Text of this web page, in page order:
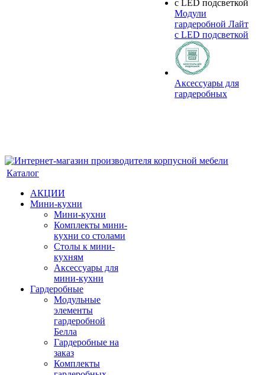
Модули
гардеробной Лайт
с LED подсветкой
Аксессуары для
гардеробных
Каталог
АКЦИИ
Мини-кухни
Мини-кухни
Комплекты мини-
кухни со столами
Столы к мини-
кухням
Аксессуары для
мини-кухни
Гардеробные
Модульные
элементы
гардеробной
Белла
Гардеробные на
заказ
Комплекты